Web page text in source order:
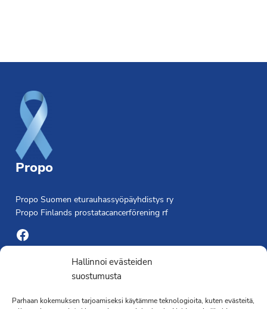
Hallinnoi evästeiden
suostumusta
Parhaan kokemuksen tarjoamiseksi käytämme teknologioita, kuten evästeitä,
Propo
Propo Suomen eturauhassyöpäyhdistys ry
Propo Finlands prostatacancerförening rf
Facebook
Yhdistyksen toimisto
Laivapojankatu 3 C, 00180 Helsinki